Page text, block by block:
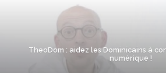
TheoDom : aidez les Dominicains à
numérique !